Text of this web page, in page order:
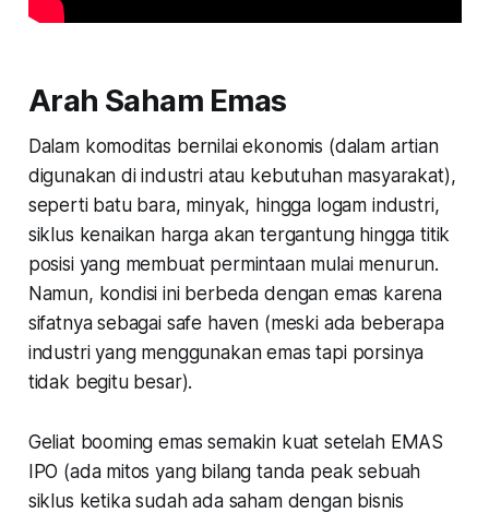
Arah Saham Emas
Dalam komoditas bernilai ekonomis (dalam artian
digunakan di industri atau kebutuhan masyarakat),
seperti batu bara, minyak, hingga logam industri,
siklus kenaikan harga akan tergantung hingga titik
posisi yang membuat permintaan mulai menurun.
Namun, kondisi ini berbeda dengan emas karena
sifatnya sebagai safe haven (meski ada beberapa
industri yang menggunakan emas tapi porsinya
tidak begitu besar).
Geliat booming emas semakin kuat setelah EMAS
IPO (ada mitos yang bilang tanda peak sebuah
siklus ketika sudah ada saham dengan bisnis